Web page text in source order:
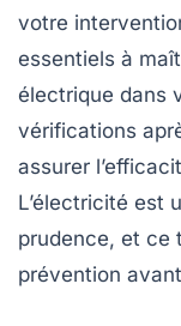
votre
essentiels à
électrique dans
vérifications
assurer
L’électricité est
prudence, et ce
prévention